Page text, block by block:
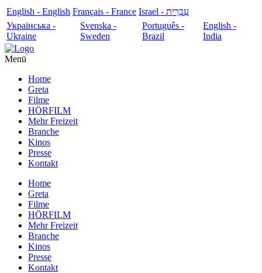
English - English Français - France
עִבְרִית - Israel
Українська -
Ukraine
Svenska -
Sweden
Português -
Brazil
English -
India
Menü
Home
Greta
Filme
HÖRFILM
Mehr Freizeit
Branche
Kinos
Presse
Kontakt
Home
Greta
Filme
HÖRFILM
Mehr Freizeit
Branche
Kinos
Presse
Kontakt